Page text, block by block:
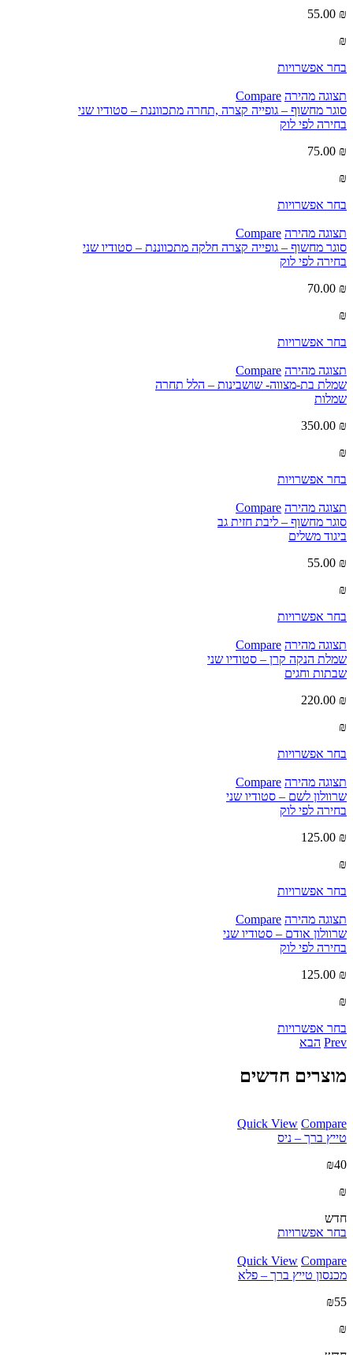
55.00 ₪
₪
בחר אפשרויות
תצוגה מהירה Compare
סוגר מחשוף – גופייה קצרה ,תחרה מתכווננת – סטודיו שני
בחירה לפי לוק
75.00 ₪
₪
בחר אפשרויות
תצוגה מהירה Compare
סוגר מחשוף – גופייה קצרה חלקה מתכווננת – סטודיו שני
בחירה לפי לוק
70.00 ₪
₪
בחר אפשרויות
תצוגה מהירה Compare
שמלת בת-מצווה- שושבינות – הלל תחרה
שמלות
350.00 ₪
₪
בחר אפשרויות
תצוגה מהירה Compare
סוגר מחשוף – ליבת חזית גב
ביגוד משלים
55.00 ₪
₪
בחר אפשרויות
תצוגה מהירה Compare
שמלת הנקה קרן – סטודיו שני
שבתות וחגים
220.00 ₪
₪
בחר אפשרויות
תצוגה מהירה Compare
שרוולון לשם – סטודיו שני
בחירה לפי לוק
125.00 ₪
₪
בחר אפשרויות
תצוגה מהירה Compare
שרוולון אודם – סטודיו שני
בחירה לפי לוק
125.00 ₪
₪
בחר אפשרויות
Prev הבא
מוצרים חדשים
Quick View Compare
טייץ ברך – ניס
₪40
₪
חדש
בחר אפשרויות
Quick View Compare
מכנסון טייץ ברך – פלא
₪55
₪